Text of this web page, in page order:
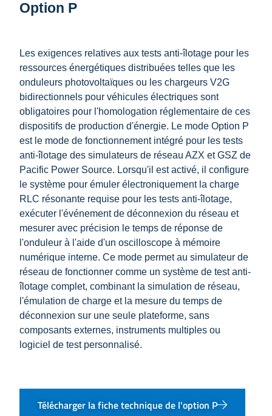
Option P
Les exigences relatives aux tests anti-îlotage pour les
ressources énergétiques distribuées telles que les
onduleurs photovoltaïques ou les chargeurs V2G
bidirectionnels pour véhicules électriques sont
obligatoires pour l'homologation réglementaire de ces
dispositifs de production d'énergie. Le mode Option P
est le mode de fonctionnement intégré pour les tests
anti-îlotage des simulateurs de réseau AZX et GSZ de
Pacific Power Source. Lorsqu'il est activé, il configure
le système pour émuler électroniquement la charge
RLC résonante requise pour les tests anti-îlotage,
exécuter l'événement de déconnexion du réseau et
mesurer avec précision le temps de réponse de
l'onduleur à l'aide d'un oscilloscope à mémoire
numérique interne. Ce mode permet au simulateur de
réseau de fonctionner comme un système de test anti-
îlotage complet, combinant la simulation de réseau,
l'émulation de charge et la mesure du temps de
déconnexion sur une seule plateforme, sans
composants externes, instruments multiples ou
logiciel de test personnalisé.
Télécharger la fiche technique de l'option P